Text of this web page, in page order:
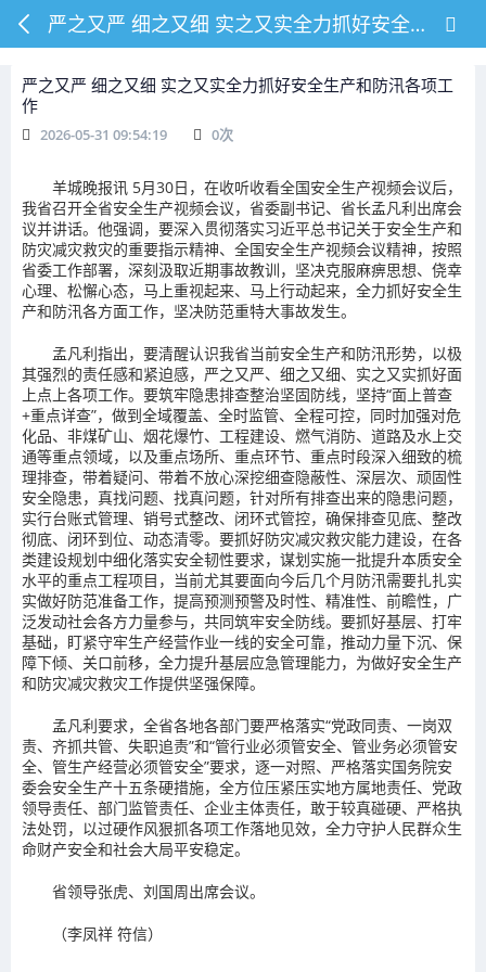
严之又严 细之又细 实之又实全力抓好安全生产和防汛各项工作
严之又严 细之又细 实之又实全力抓好安全生产和防汛各项工
作
2026-05-31 09:54:19 0次
羊城晚报讯 5月30日，在收听收看全国安全生产视频会议后，
我省召开全省安全生产视频会议，省委副书记、省长孟凡利出席会
议并讲话。他强调，要深入贯彻落实习近平总书记关于安全生产和
防灾减灾救灾的重要指示精神、全国安全生产视频会议精神，按照
省委工作部署，深刻汲取近期事故教训，坚决克服麻痹思想、侥幸
心理、松懈心态，马上重视起来、马上行动起来，全力抓好安全生
产和防汛各方面工作，坚决防范重特大事故发生。
孟凡利指出，要清醒认识我省当前安全生产和防汛形势，以极
其强烈的责任感和紧迫感，严之又严、细之又细、实之又实抓好面
上点上各项工作。要筑牢隐患排查整治坚固防线，坚持“面上普查
+重点详查”，做到全域覆盖、全时监管、全程可控，同时加强对危
化品、非煤矿山、烟花爆竹、工程建设、燃气消防、道路及水上交
通等重点领域，以及重点场所、重点环节、重点时段深入细致的梳
理排查，带着疑问、带着不放心深挖细查隐蔽性、深层次、顽固性
安全隐患，真找问题、找真问题，针对所有排查出来的隐患问题，
实行台账式管理、销号式整改、闭环式管控，确保排查见底、整改
彻底、闭环到位、动态清零。要抓好防灾减灾救灾能力建设，在各
类建设规划中细化落实安全韧性要求，谋划实施一批提升本质安全
水平的重点工程项目，当前尤其要面向今后几个月防汛需要扎扎实
实做好防范准备工作，提高预测预警及时性、精准性、前瞻性，广
泛发动社会各方力量参与，共同筑牢安全防线。要抓好基层、打牢
基础，盯紧守牢生产经营作业一线的安全可靠，推动力量下沉、保
障下倾、关口前移，全力提升基层应急管理能力，为做好安全生产
和防灾减灾救灾工作提供坚强保障。
孟凡利要求，全省各地各部门要严格落实“党政同责、一岗双
责、齐抓共管、失职追责”和“管行业必须管安全、管业务必须管安
全、管生产经营必须管安全”要求，逐一对照、严格落实国务院安
委会安全生产十五条硬措施，全方位压紧压实地方属地责任、党政
领导责任、部门监管责任、企业主体责任，敢于较真碰硬、严格执
法处罚，以过硬作风狠抓各项工作落地见效，全力守护人民群众生
命财产安全和社会大局平安稳定。
省领导张虎、刘国周出席会议。
（李凤祥 符信）